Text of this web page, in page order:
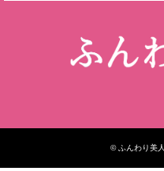
© ふんわり美人